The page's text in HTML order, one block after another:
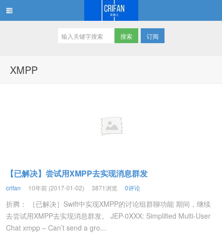
订阅
XMPP
【已解决】尝试用XMPP去实现消息群发
crifan 10年前 (2017-01-02) 3871浏览 0评论
折腾： ［已解决］Swift中实现XMPP的讨论组群聊功能 期间，继续
去尝试用XMPP去实现消息群发。 JEP-0XXX: Simplified Multi-User
Chat xmpp – Can’t send a gro...